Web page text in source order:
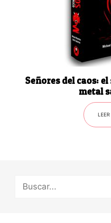
Señores del caos:
metal
Buscar: